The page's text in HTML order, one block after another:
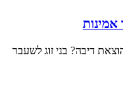
אמינות
דיבה? בני זוג לשעבר